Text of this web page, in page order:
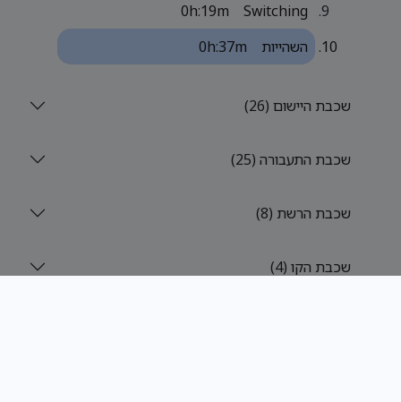
Switching
0h:19m
השהייות
0h:37m
שכבת היישום (26)
שכבת התעבורה (25)
שכבת הרשת (8)
שכבת הקו (4)